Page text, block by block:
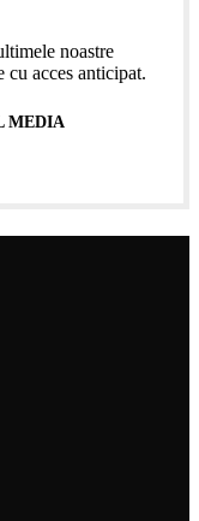
noastre
acces anticipat.
MEDIA